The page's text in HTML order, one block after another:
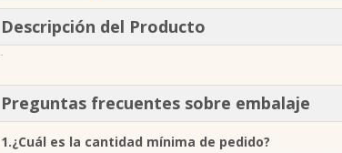
Descripción del Producto
Preguntas frecuentes sobre embalaje
1.¿Cuál es la cantidad mínima de pedido?